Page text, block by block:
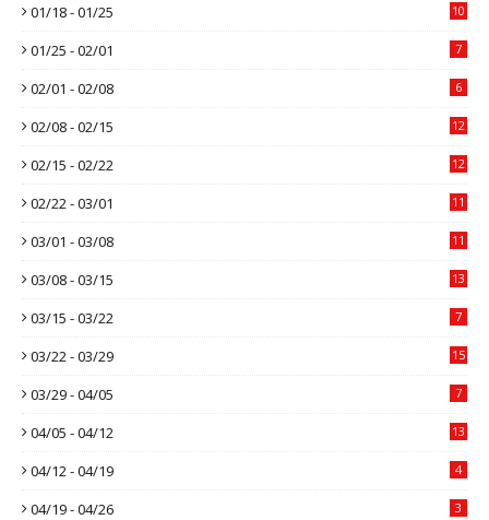
01/18 - 01/25 10
01/25 - 02/01 7
02/01 - 02/08 6
02/08 - 02/15 12
02/15 - 02/22 12
02/22 - 03/01 11
03/01 - 03/08 11
03/08 - 03/15 13
03/15 - 03/22 7
03/22 - 03/29 15
03/29 - 04/05 7
04/05 - 04/12 13
04/12 - 04/19 4
04/19 - 04/26 3